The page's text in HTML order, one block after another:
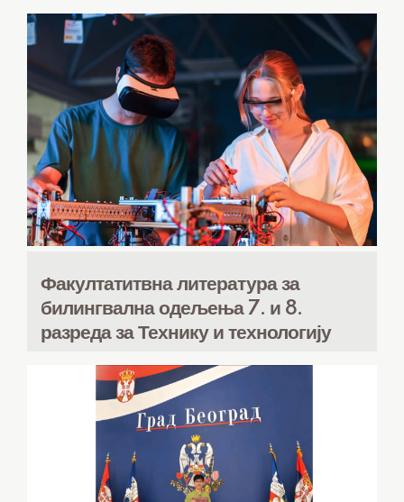
Факултатитвна литература за
билингвална одељења 7. и 8.
разреда за Технику и технологију